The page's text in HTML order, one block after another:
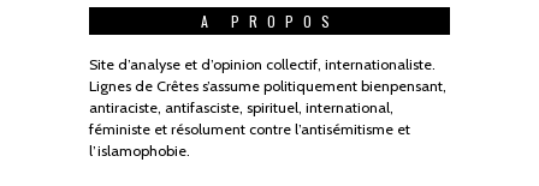
A PROPOS
Site d’analyse et d’opinion collectif, internationaliste.
Lignes de Crêtes s’assume politiquement bienpensant,
antiraciste, antifasciste, spirituel, international,
féministe et résolument contre l’antisémitisme et
l’islamophobie.